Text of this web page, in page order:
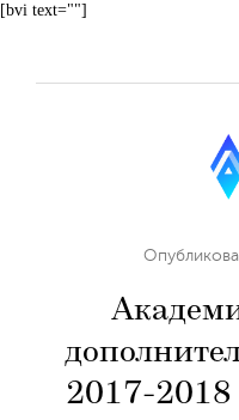
[bvi text=""]
2017-2018